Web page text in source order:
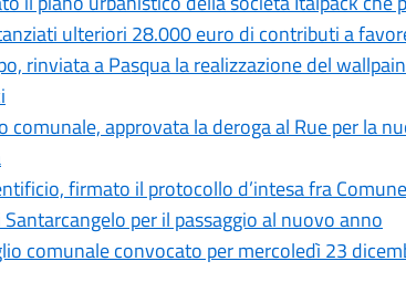
ulteriori 28.000 euro di contributi a
rinviata a Pasqua la realizzazione del
comunale, approvata la deroga al Rue per la
firmato il protocollo d’intesa fra
Santarcangelo per il passaggio al nuovo anno
comunale convocato per mercoledì 23